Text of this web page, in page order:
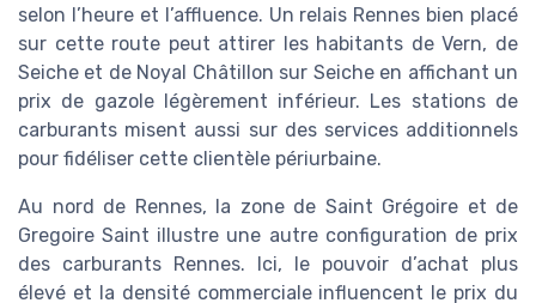
selon l’heure et l’affluence. Un relais Rennes bien placé
sur cette route peut attirer les habitants de Vern, de
Seiche et de Noyal Châtillon sur Seiche en affichant un
prix de gazole légèrement inférieur. Les stations de
carburants misent aussi sur des services additionnels
pour fidéliser cette clientèle périurbaine.
Au nord de Rennes, la zone de Saint Grégoire et de
Gregoire Saint illustre une autre configuration de prix
des carburants Rennes. Ici, le pouvoir d’achat plus
élevé et la densité commerciale influencent le prix du